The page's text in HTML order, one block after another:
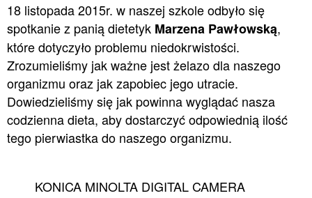
18 listopada 2015r. w naszej szkole odbyło się
spotkanie z panią dietetyk Marzena Pawłowską,
które dotyczyło problemu niedokrwistości.
Zrozumieliśmy jak ważne jest żelazo dla naszego
organizmu oraz jak zapobiec jego utracie.
Dowiedzieliśmy się jak powinna wyglądać nasza
codzienna dieta, aby dostarczyć odpowiednią ilość
tego pierwiastka do naszego organizmu.
KONICA MINOLTA DIGITAL CAMERA